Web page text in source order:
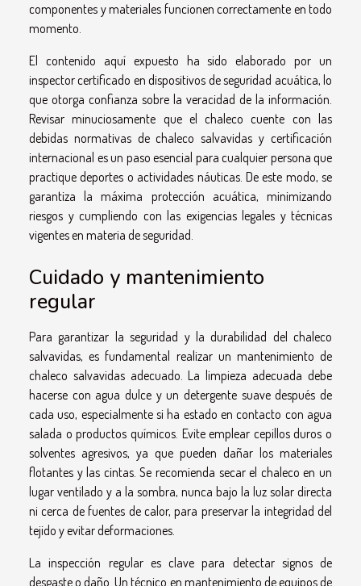
componentes y materiales funcionen correctamente en todo
momento.
El contenido aquí expuesto ha sido elaborado por un
inspector certificado en dispositivos de seguridad acuática, lo
que otorga confianza sobre la veracidad de la información.
Revisar minuciosamente que el chaleco cuente con las
debidas normativas de chaleco salvavidas y certificación
internacional es un paso esencial para cualquier persona que
practique deportes o actividades náuticas. De este modo, se
garantiza la máxima protección acuática, minimizando
riesgos y cumpliendo con las exigencias legales y técnicas
vigentes en materia de seguridad.
Cuidado y mantenimiento
regular
Para garantizar la seguridad y la durabilidad del chaleco
salvavidas, es fundamental realizar un mantenimiento de
chaleco salvavidas adecuado. La limpieza adecuada debe
hacerse con agua dulce y un detergente suave después de
cada uso, especialmente si ha estado en contacto con agua
salada o productos químicos. Evite emplear cepillos duros o
solventes agresivos, ya que pueden dañar los materiales
flotantes y las cintas. Se recomienda secar el chaleco en un
lugar ventilado y a la sombra, nunca bajo la luz solar directa
ni cerca de fuentes de calor, para preservar la integridad del
tejido y evitar deformaciones.
La inspección regular es clave para detectar signos de
desgaste o daño. Un técnico en mantenimiento de equipos de